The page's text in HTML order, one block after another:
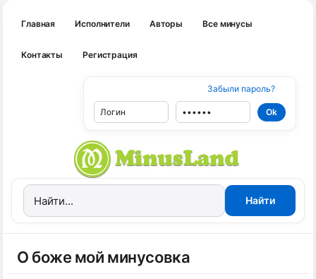
Главная Исполнители Авторы Все минусы
Контакты Регистрация
Забыли пароль?
О боже мой минусовка